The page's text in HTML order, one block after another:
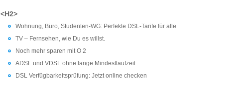
<H2>
Wohnung, Büro, Studenten-WG: Perfekte DSL-Tarife für alle
TV – Fernsehen, wie Du es willst.
Noch mehr sparen mit O 2
ADSL und VDSL ohne lange Mindestlaufzeit
DSL Verfügbarkeitsprüfung: Jetzt online checken